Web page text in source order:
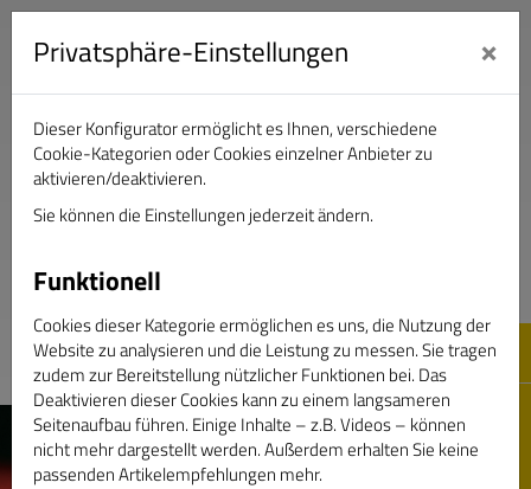
Verband Deutscher Sportjournalisten e.V.
Privatsphäre-Einstellungen ×
Dieser Konfigurator ermöglicht es Ihnen, verschiedene
Cookie-Kategorien oder Cookies einzelner Anbieter zu
aktivieren/deaktivieren.
Sie können die Einstellungen jederzeit ändern.
Funktionell
Cookies dieser Kategorie ermöglichen es uns, die Nutzung der
Website zu analysieren und die Leistung zu messen. Sie tragen
zudem zur Bereitstellung nützlicher Funktionen bei. Das
Deaktivieren dieser Cookies kann zu einem langsameren
Seitenaufbau führen. Einige Inhalte – z.B. Videos – können
nicht mehr dargestellt werden. Außerdem erhalten Sie keine
passenden Artikelempfehlungen mehr.